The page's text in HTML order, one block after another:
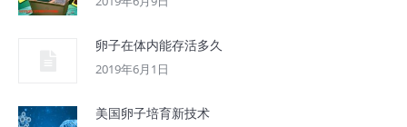
卵子在体内能存活多久
2019年6月1日
美国卵子培育新技术